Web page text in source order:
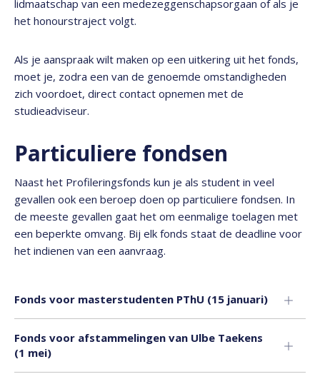
lidmaatschap van een medezeggenschapsorgaan of als je
het honourstraject volgt.
Als je aanspraak wilt maken op een uitkering uit het fonds,
moet je, zodra een van de genoemde omstandigheden
zich voordoet, direct contact opnemen met de
studieadviseur.
Particuliere fondsen
Naast het Profileringsfonds kun je als student in veel
gevallen ook een beroep doen op particuliere fondsen. In
de meeste gevallen gaat het om eenmalige toelagen met
een beperkte omvang. Bij elk fonds staat de deadline voor
het indienen van een aanvraag.
Fonds voor masterstudenten PThU (15 januari)
Fonds voor afstammelingen van Ulbe Taekens
(1 mei)